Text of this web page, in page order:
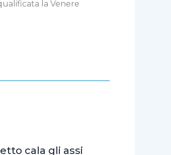
squalificata la Venere
cala gli assi